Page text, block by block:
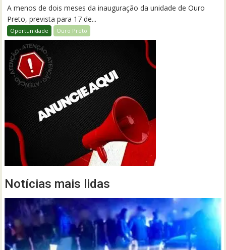
A menos de dois meses da inauguração da unidade de Ouro
Preto, prevista para 17 de...
Oportunidade Ouro Preto
Notícias mais lidas